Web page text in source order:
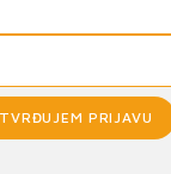
PRIJAVU